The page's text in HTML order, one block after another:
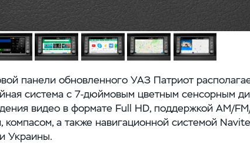
панели обновленного УАЗ Патриот
система с 7-дюймовым цветным сенсорным
видео в формате Full HD, поддержкой AM/
компасом, а также навигационной системой
Украины.